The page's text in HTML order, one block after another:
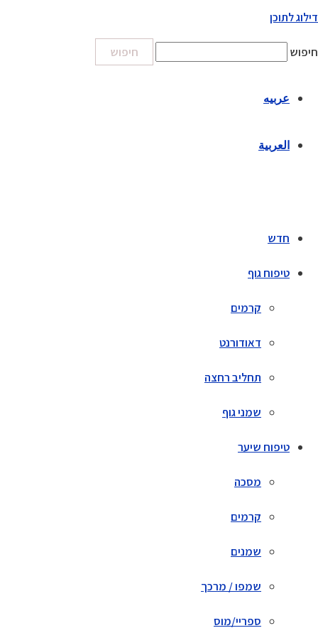
דילוג לתוכן
חיפוש חיפוש
عربيه
العربية
חדש
טיפוח גוף
קרמים
דאודורנט
תחליב רחצה
שמני גוף
טיפוח שיער
מסכה
קרמים
שמנים
שמפו / מרכך
ספריי/מוס